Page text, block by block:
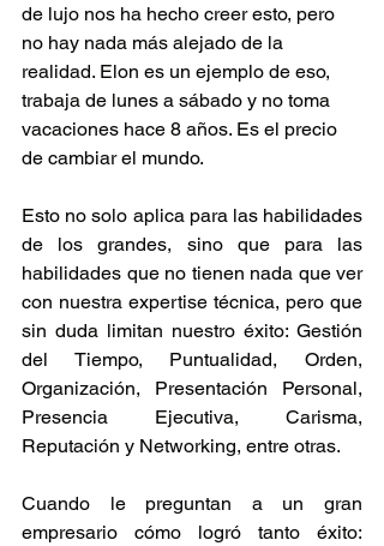
de lujo nos ha hecho creer esto, pero
no hay nada más alejado de la
realidad. Elon es un ejemplo de eso,
trabaja de lunes a sábado y no toma
vacaciones hace 8 años. Es el precio
de cambiar el mundo.
Esto no solo aplica para las habilidades
de los grandes, sino que para las
habilidades que no tienen nada que ver
con nuestra expertise técnica, pero que
sin duda limitan nuestro éxito: Gestión
del Tiempo, Puntualidad, Orden,
Organización, Presentación Personal,
Presencia Ejecutiva, Carisma,
Reputación y Networking, entre otras.
Cuando le preguntan a un gran
empresario cómo logró tanto éxito: